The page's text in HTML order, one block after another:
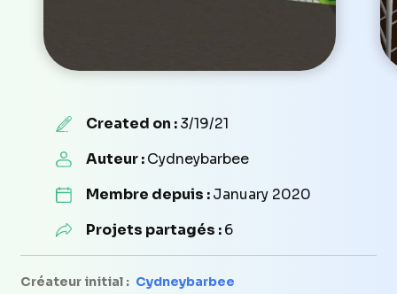
Created on :3/19/21
Auteur :Cydneybarbee
Membre depuis :January 2020
Projets partagés :6
Créateur initial : Cydneybarbee